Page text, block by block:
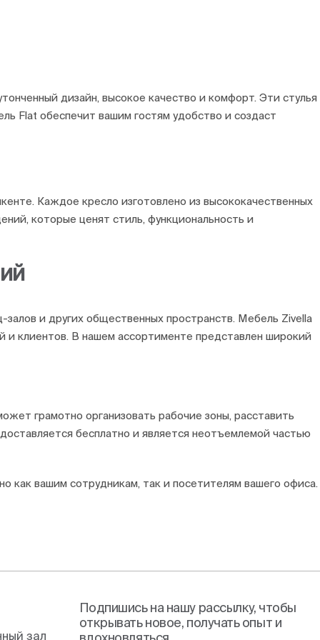
дизайн, высокое качество и комфорт. Эти стулья
Flat обеспечит вашим гостям удобство и создаст
Каждое кресло изготовлено из высококачественных
которые ценят стиль, функциональность и
и других общественных пространств. Мебель Zivella
и клиентов. В нашем ассортименте представлен широкий
грамотно организовать рабочие зоны, расставить
бесплатно и является неотъемлемой частью
как вашим сотрудникам, так и посетителям вашего офиса.
зал
Подпишись на нашу рассылку, чтобы
открывать новое, получать опыт и